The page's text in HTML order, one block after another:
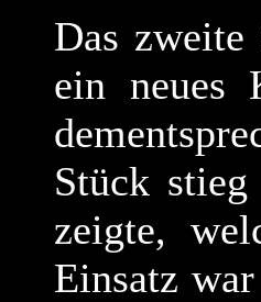
Das zweite
ein neues
Stück
zeigte,
Einsatz